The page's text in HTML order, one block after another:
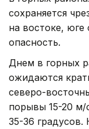
сохраняется
на востоке, юге
опасность.
Днем в горных
ожидаются
северо-
порывы 15-20 м/
35-36 градусов.